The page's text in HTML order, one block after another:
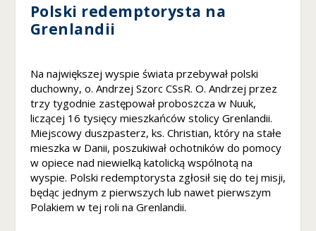
Polski redemptorysta na
Grenlandii
Na największej wyspie świata przebywał polski
duchowny, o. Andrzej Szorc CSsR. O. Andrzej przez
trzy tygodnie zastępował proboszcza w Nuuk,
liczącej 16 tysięcy mieszkańców stolicy Grenlandii.
Miejscowy duszpasterz, ks. Christian, który na stałe
mieszka w Danii, poszukiwał ochotników do pomocy
w opiece nad niewielką katolicką wspólnotą na
wyspie. Polski redemptorysta zgłosił się do tej misji,
będąc jednym z pierwszych lub nawet pierwszym
Polakiem w tej roli na Grenlandii.
a
i
h
o
w
a
ni
a
p
o
d
c